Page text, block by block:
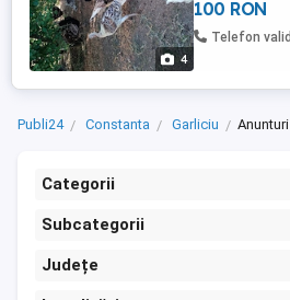
4
100 RON
Telefon
Publi24 Constanta Garliciu Anunturi
Categorii
Subcategorii
Județe